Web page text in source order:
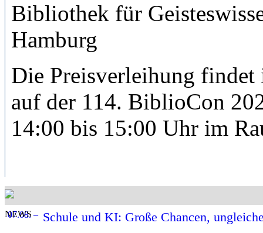
Bibliothek für
Hamburg
Die Preisverleihung findet
auf der 114. BiblioCon
14:00 bis 15:00 Uhr im
NEWS
07.08. – Schule und KI: Große Chancen,